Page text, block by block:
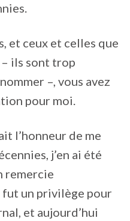
et ceux et celles que
– ils sont trop
–, vous avez
pour moi.
l’honneur de me
j’en ai été
remercie
fut un privilège pour
et aujourd’hui